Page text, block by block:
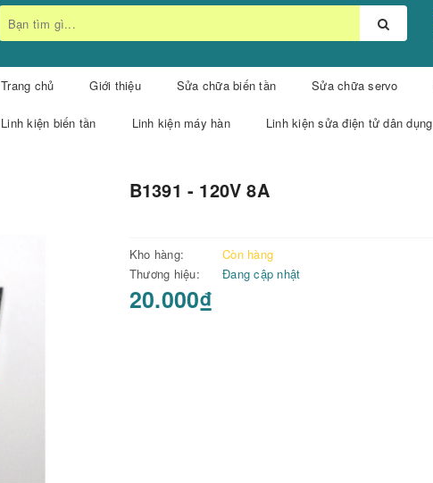
Trang chủ Giới thiệu Sửa chữa biến tần Sửa chữa servo
Linh kiện biến tần Linh kiện máy hàn Linh kiện sửa điện tử dân dụng
B1391 - 120V 8A
Kho hàng:
Còn hàng
Thương hiệu:
Đang cập nhật
20.000₫